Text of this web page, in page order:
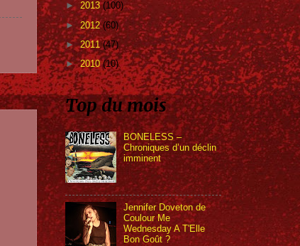
►2013(100)
►2012(60)
►2011(47)
►2010(10)
Top du mois
BONELESS –
Chroniques d’un déclin
imminent
Jennifer Doveton de
Coulour Me
Wednesday A T'Elle
Bon Goût ?